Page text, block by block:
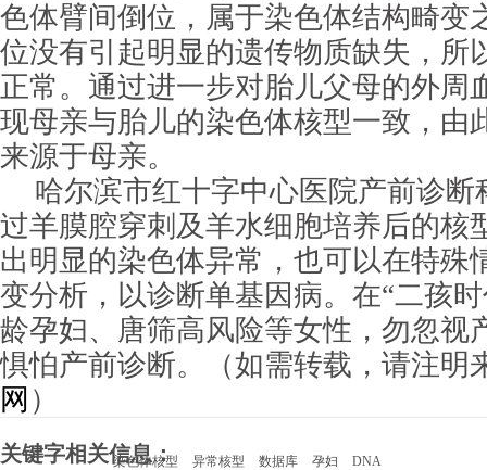
色体臂间倒位，属于染色体结构畸变
位没有引起明显的遗传物质缺失，所
正常。通过进一步对胎儿父母的外周
现母亲与胎儿的染色体核型一致，由
来源于母亲。
哈尔滨市红十字中心医院产前诊断
过羊膜腔穿刺及羊水细胞培养后的核
出明显的染色体异常，也可以在特殊
变分析，以诊断单基因病。在“二孩
龄孕妇、唐筛高风险等女性，勿忽视
惧怕产前诊断。（如需转载，请注明
网 ）
关键字相关信息：
染色体核型 异常核型 数据库 孕妇 DNA